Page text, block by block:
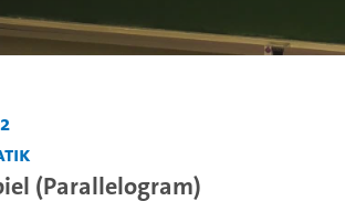
(Parallelogram)